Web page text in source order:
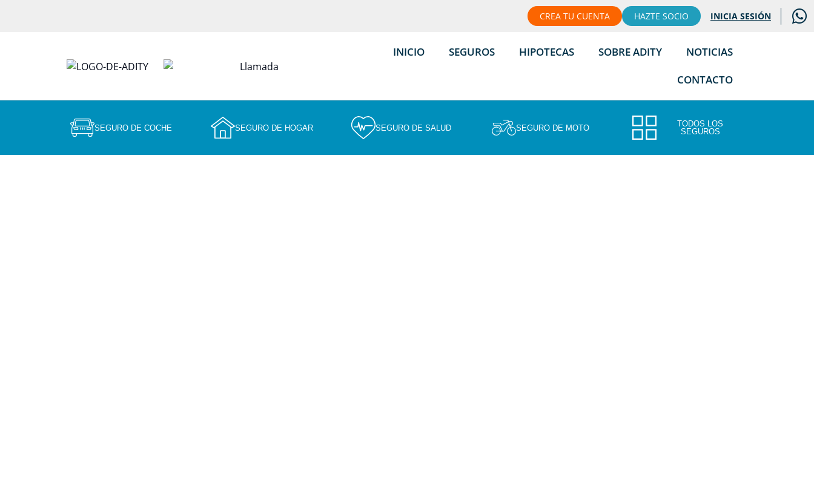
CREA TU CUENTA HAZTE SOCIO INICIA SESIÓN
INICIO SEGUROS HIPOTECAS SOBRE ADITY
NOTICIAS
CONTACTO
SEGURO DE COCHE SEGURO DE HOGAR SEGURO DE SALUD SEGURO DE MOTO
TODOS LOS
SEGUROS